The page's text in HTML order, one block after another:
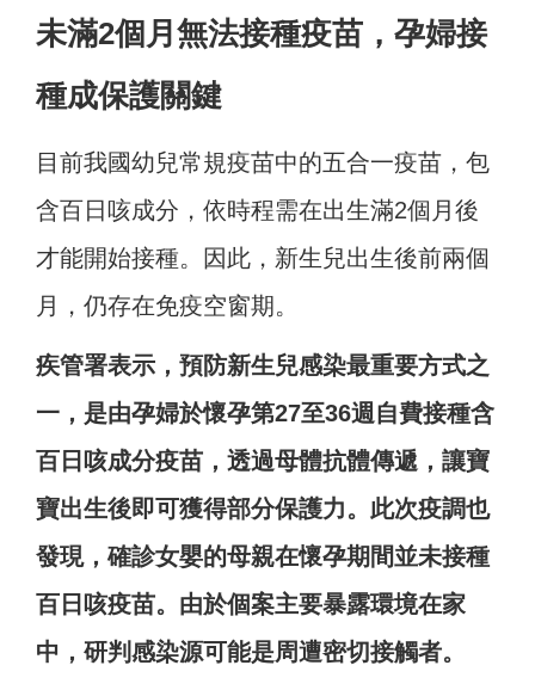
未滿2個月無法接種疫苗，孕婦接
種成保護關鍵
目前我國幼兒常規疫苗中的五合一疫苗，包
含百日咳成分，依時程需在出生滿2個月後
才能開始接種。因此，新生兒出生後前兩個
月，仍存在免疫空窗期。
疾管署表示，預防新生兒感染最重要方式之
一，是由孕婦於懷孕第27至36週自費接種含
百日咳成分疫苗，透過母體抗體傳遞，讓寶
寶出生後即可獲得部分保護力。此次疫調也
發現，確診女嬰的母親在懷孕期間並未接種
百日咳疫苗。由於個案主要暴露環境在家
中，研判感染源可能是周遭密切接觸者。